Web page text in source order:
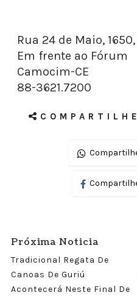
Rua 24 de Maio,
Em frente ao Fórum
Camocim-CE
88-3621.7200
Próxima Noticia
Tradicional Regata De
Canoas De Guriú
Acontecerá Neste Final De